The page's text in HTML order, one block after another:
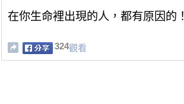
在你生命裡出現的人，都有原因的！
324觀看